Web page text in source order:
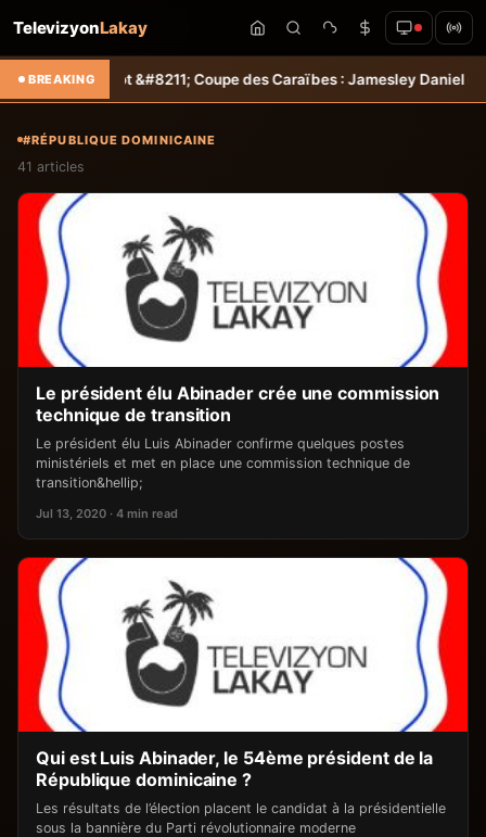
TelevizyonLakay
BREAKING
Foot &#8211; Coupe des Caraïbes : Jamesley Daniel mène
#RÉPUBLIQUE DOMINICAINE
41 articles
Le président élu Abinader crée une commission
technique de transition
Le président élu Luis Abinader confirme quelques postes
ministériels et met en place une commission technique de
transition&hellip;
Jul 13, 2020 · 4 min read
Qui est Luis Abinader, le 54ème président de la
République dominicaine ?
Les résultats de l’élection placent le candidat à la présidentielle
sous la bannière du Parti révolutionnaire moderne